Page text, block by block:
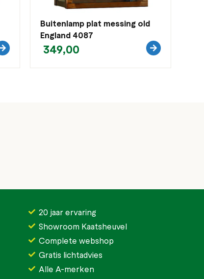
Buitenlamp plat messing old
England 4087
349,00
20 jaar ervaring
Showroom Kaatsheuvel
Complete webshop
Gratis lichtadvies
Alle A-merken